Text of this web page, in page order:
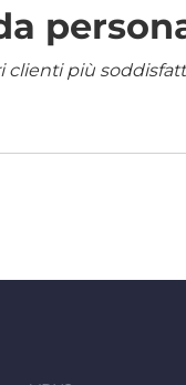
clienti più